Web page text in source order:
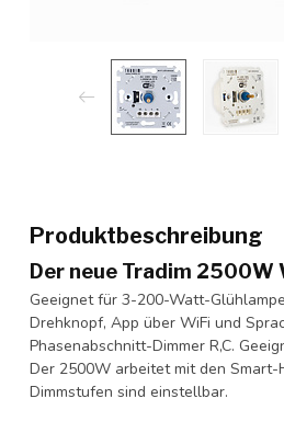
Produktbeschreibung
Der neue Tradim
Geeignet für 3-200-Watt-
Drehknopf, App über WiFi und
Phasenabschnitt-Dimmer R,C.
Der 2500W arbeitet mit den Smart-
Dimmstufen sind einstellbar.